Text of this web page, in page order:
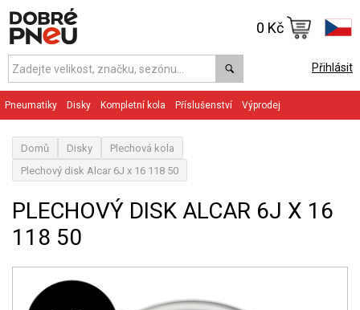
Přihlásit
0 Kč
Pneumatiky Disky Kompletní kola Příslušenství Výprodej
Domů Disky
Plechová kola
Plechový disk Alcar 6J x 16 118 50
PLECHOVÝ DISK ALCAR 6J X 16
118 50